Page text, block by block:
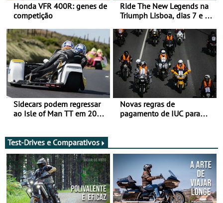
Honda VFR 400R: genes de
competição
Ride The New Legends na
Triumph Lisboa, dias 7 e 8
Sidecars podem regressar
ao Isle of Man TT em 2027
Novas regras de
pagamento de IUC para
Test-Drives e Comparativos